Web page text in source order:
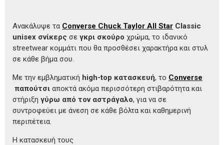
Ανακάλυψε τα Converse Chuck Taylor All Star Classic
unisex σνίκερς σε γκρι σκούρο χρώμα, το ιδανικό
streetwear κομμάτι που θα προσθέσει χαρακτήρα και στυλ
σε κάθε βήμα σου.
Με την εμβληματική high-top κατασκευή, το Converse
παπούτσι αποκτά ακόμα περισσότερη στιβαρότητα και
στήριξη γύρω από τον αστράγαλο, για να σε
συντροφεύει με άνεση σε κάθε βόλτα και καθημερινή
περιπέτεια.
Η κατασκευή τους